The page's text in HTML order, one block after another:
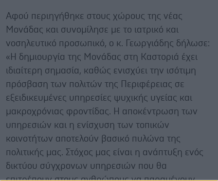
Αφού περιηγήθηκε στους χώρους της νέας
Μονάδας και συνομίλησε με το ιατρικό και
νοσηλευτικό προσωπικό, ο κ. Γεωργιάδης δήλωσε:
«Η δημιουργία της Μονάδας στη Καστοριά έχει
ιδιαίτερη σημασία, καθώς ενισχύει την ισότιμη
πρόσβαση των πολιτών της Περιφέρειας σε
εξειδικευμένες υπηρεσίες ψυχικής υγείας και
μακροχρόνιας φροντίδας. Η αποκέντρωση των
υπηρεσιών και η ενίσχυση των τοπικών
κοινοτήτων αποτελούν βασικό πυλώνα της
πολιτικής μας. Στόχος μας είναι η ανάπτυξη ενός
δικτύου σύγχρονων υπηρεσιών που θα